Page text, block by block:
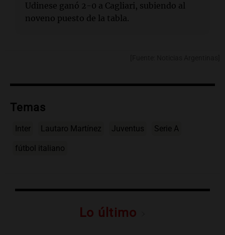
Udinese ganó 2-0 a Cagliari, subiendo al
noveno puesto de la tabla.
Temas
Inter Lautaro Martínez Juventus Serie A
fútbol italiano
Lo último